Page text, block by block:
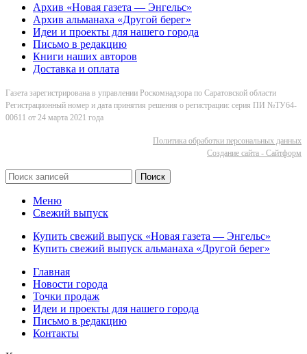
Архив «Новая газета — Энгельс»
Архив альманаха «Другой берег»
Идеи и проекты для нашего города
Письмо в редакцию
Книги наших авторов
Доставка и оплата
Газета зарегистрирована в управлении Роскомнадзора по Саратовской области
Регистрационный номер и дата принятия решения о регистрации: серия ПИ №ТУ64-
00611 от 24 марта 2021 года
Политика обработки персональных данных
Cоздание сайта - Сайтформ
Поиск
Меню
Свежий выпуск
Купить свежий выпуск «Новая газета — Энгельс»
Купить свежий выпуск альманаха «Другой берег»
Главная
Новости города
Точки продаж
Идеи и проекты для нашего города
Письмо в редакцию
Контакты